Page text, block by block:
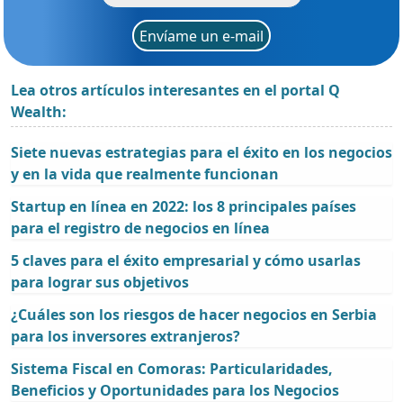
Envíame un e-mail
Lea otros artículos interesantes en el portal Q
Wealth:
Siete nuevas estrategias para el éxito en los negocios
y en la vida que realmente funcionan
Startup en línea en 2022: los 8 principales países
para el registro de negocios en línea
5 claves para el éxito empresarial y cómo usarlas
para lograr sus objetivos
¿Cuáles son los riesgos de hacer negocios en Serbia
para los inversores extranjeros?
Sistema Fiscal en Comoras: Particularidades,
Beneficios y Oportunidades para los Negocios